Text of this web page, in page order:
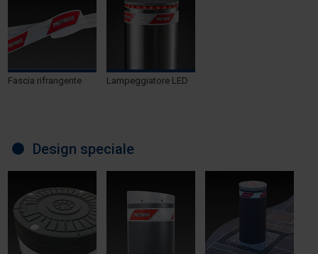
Fascia rifrangente Lampeggiatore LED
Design speciale